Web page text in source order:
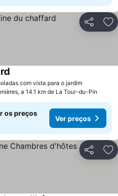
Partilhar
com vista para o jardimVer
a 14.1 km de La Tour-du-Pin
os preços
Ver preços
Partilhar